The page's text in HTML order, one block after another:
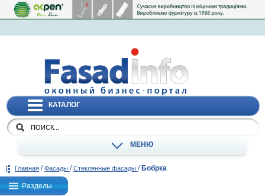
КАТАЛОГ
МЕНЮ
Главная / Фасады / Стеклянные фасады / Бобрка
Разделы